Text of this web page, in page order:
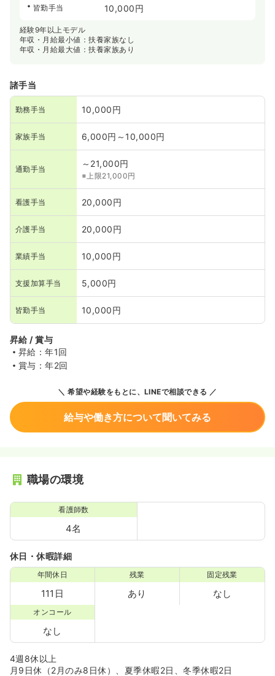
皆勤手当 10,000円
経験9年以上モデル
年収・月給最小値：扶養家族なし
年収・月給最大値：扶養家族あり
諸手当
勤務手当 10,000円
家族手当 6,000円～10,000円
通勤手当
～21,000円
※上限21,000円
看護手当 20,000円
介護手当 20,000円
業績手当 10,000円
支援加算手当 5,000円
皆勤手当 10,000円
昇給 / 賞与
昇給：年1回
賞与：年2回
希望や経験をもとに、LINEで相談できる
給与や働き方について聞いてみる
職場の環境
看護師数
4名
休日・休暇詳細
年間休日
111日
残業
あり
固定残業
なし
オンコール
なし
4週8休以上
月9日休（2月のみ8日休）、夏季休暇2日、冬季休暇2日